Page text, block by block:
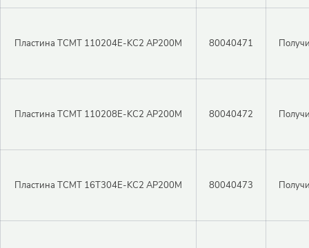
Пластина TCMT 110204E-KC2 AP200M 80040471
Пластина TCMT 110208E-KC2 AP200M 80040472
Пластина TCMT 16T304E-KC2 AP200M 80040473